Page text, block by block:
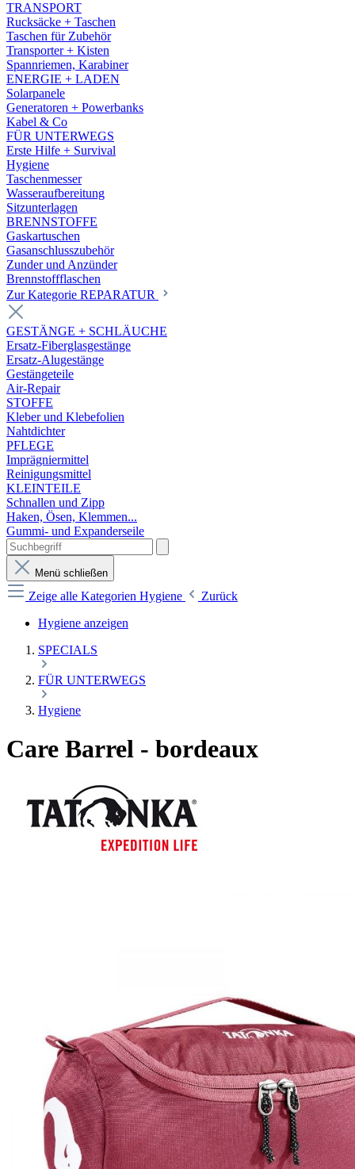
TRANSPORT
Rucksäcke + Taschen
Taschen für Zubehör
Transporter + Kisten
Spannriemen, Karabiner
ENERGIE + LADEN
Solarpanele
Generatoren + Powerbanks
Kabel & Co
FÜR UNTERWEGS
Erste Hilfe + Survival
Hygiene
Taschenmesser
Wasseraufbereitung
Sitzunterlagen
BRENNSTOFFE
Gaskartuschen
Gasanschlusszubehör
Zunder und Anzünder
Brennstoffflaschen
Zur Kategorie REPARATUR
GESTÄNGE + SCHLÄUCHE
Ersatz-Fiberglasgestänge
Ersatz-Alugestänge
Gestängeteile
Air-Repair
STOFFE
Kleber und Klebefolien
Nahtdichter
PFLEGE
Imprägniermittel
Reinigungsmittel
KLEINTEILE
Schnallen und Zipp
Haken, Ösen, Klemmen...
Gummi- und Expanderseile
Menü schließen
Zeige alle Kategorien Hygiene
Zurück
Hygiene anzeigen
SPECIALS
FÜR UNTERWEGS
Hygiene
Care Barrel - bordeaux